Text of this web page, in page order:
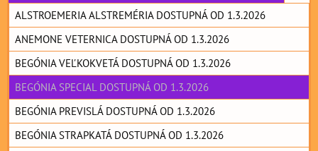
ALSTROEMERIA ALSTREMÉRIA DOSTUPNÁ OD 1.3.2026
ANEMONE VETERNICA DOSTUPNÁ OD 1.3.2026
BEGÓNIA VEĽKOKVETÁ DOSTUPNÁ OD 1.3.2026
BEGÓNIA SPECIAL DOSTUPNÁ OD 1.3.2026
BEGÓNIA PREVISLÁ DOSTUPNÁ OD 1.3.2026
BEGÓNIA STRAPKATÁ DOSTUPNÁ OD 1.3.2026